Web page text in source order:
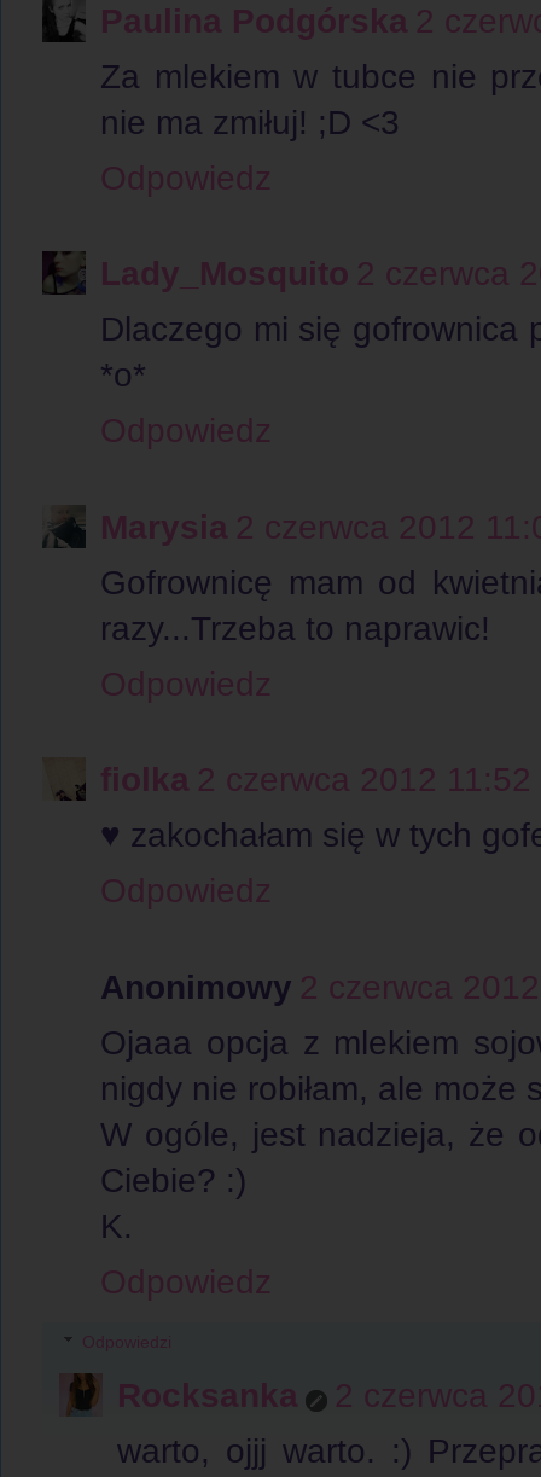
Paulina Podgórska 2
Za mlekiem w tubce nie
nie ma zmiłuj! ;D <3
Odpowiedz
Lady_Mosquito 2 czerwca
Dlaczego mi się gofrownica
*o*
Odpowiedz
Marysia 2 czerwca 2012
Gofrownicę mam od
razy...Trzeba to naprawic!
Odpowiedz
fiolka 2 czerwca 2012 11:52
♥ zakochałam się w tych
Odpowiedz
Anonimowy 2 czerwca
Ojaaa opcja z mlekiem
nigdy nie robiłam, ale
W ogóle, jest nadzieja, że
Ciebie? :)
K.
Odpowiedz
Odpowiedzi
Rocksanka
2 czerwca
warto, ojjj warto. :)